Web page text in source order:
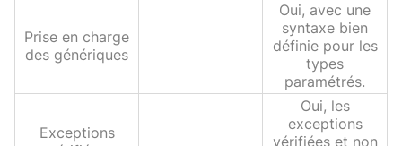
Prise en charge
des génériques
Oui, avec une
syntaxe bien
définie pour les
types
paramétrés.
Exceptions
Oui, les
exceptions
vérifiées et non